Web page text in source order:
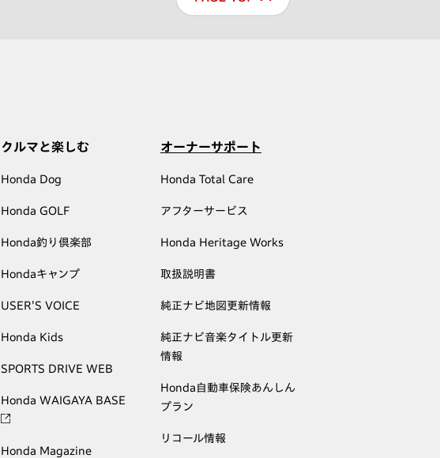
クルマと楽しむ
Honda Dog
Honda GOLF
Honda釣り倶楽部
Hondaキャンプ
USER'S VOICE
Honda Kids
SPORTS DRIVE WEB
Honda WAIGAYA BASE
Honda Magazine
オーナーサポート
Honda Total Care
アフターサービス
Honda Heritage Works
取扱説明書
純正ナビ地図更新情報
純正ナビ音楽タイトル更新
情報
Honda自動車保険あんしん
プラン
リコール情報